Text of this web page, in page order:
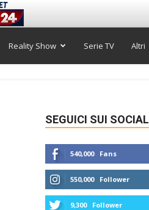
Reality Show Serie TV Altri
SEGUICI SUI SOCIAL
540,000 Fans
550,000 Follower
9,300 Follower